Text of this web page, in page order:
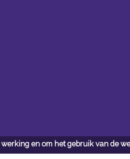
en om het gebruik van de